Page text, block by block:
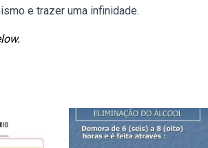
e trazer uma infinidade.